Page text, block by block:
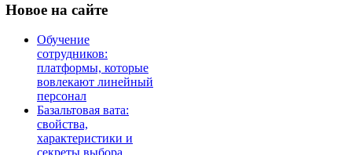
Новое на сайте
Обучение
сотрудников:
платформы, которые
вовлекают линейный
персонал
Базальтовая вата:
свойства,
характеристики и